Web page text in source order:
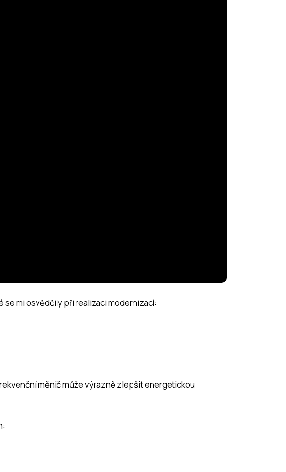
mi osvědčily při realizaci modernizací:
měničmůže výrazně zlepšit energetickou